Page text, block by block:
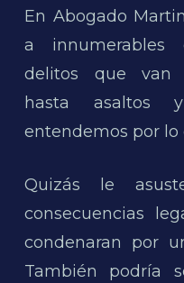
En Abogado
a innumerables
delitos que van
hasta asaltos
entendemos por lo
Quizás le
consecuencias
condenaran por
También podría